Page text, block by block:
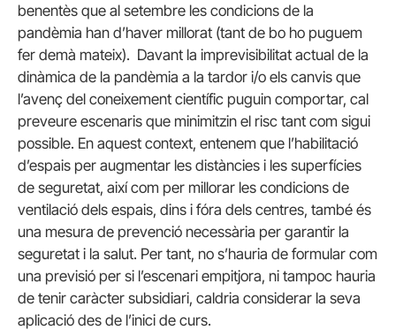
benentès que al setembre les condicions de la
pandèmia han d’haver millorat (tant de bo ho puguem
fer demà mateix). Davant la imprevisibilitat actual de la
dinàmica de la pandèmia a la tardor i/o els canvis que
l’avenç del coneixement científic puguin comportar, cal
preveure escenaris que minimitzin el risc tant com sigui
possible. En aquest context, entenem que l’habilitació
d’espais per augmentar les distàncies i les superfícies
de seguretat, així com per millorar les condicions de
ventilació dels espais, dins i fóra dels centres, també és
una mesura de prevenció necessària per garantir la
seguretat i la salut. Per tant, no s’hauria de formular com
una previsió per si l’escenari empitjora, ni tampoc hauria
de tenir caràcter subsidiari, caldria considerar la seva
aplicació des de l’inici de curs.